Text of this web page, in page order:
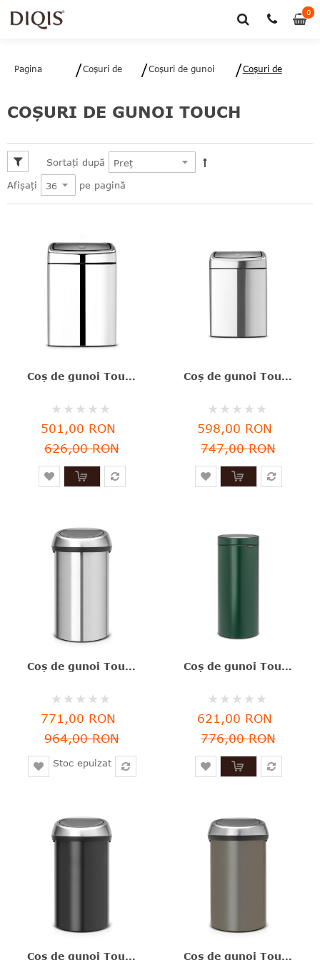
00
Pagina
Coșuri de
Coşuri de gunoi
Coşuri de
COŞURI DE GUNOI TOUCH
Sortați după
Afișați
pe pagină
Coş de gunoi Touch, argintiu, inox lucios, 10 l, Brabantia - 8710755477201
Rating:
0%
501,00 RON
626,00 RON
Coş de gunoi Touch, argintiu, inox mat, 10 l, Brabantia - 8710755477225
Rating:
0%
598,00 RON
747,00 RON
Coş de gunoi Touch Bin, argintiu, inox, 60 l, Brabantia - 8710755107962
Rating:
0%
771,00 RON
964,00 RON
Stoc epuizat
Coş de gunoi Touch Bin, verde închis, inox, 30l, NewIcon, Brabantia - 8710755304262
Rating:
0%
621,00 RON
776,00 RON
Coş de gunoi Touch, negru mat, inox, 60 l, capac anti-amprente, Brabantia - 8710755402548 Coş de gunoi Touch, gri închis, inox, 60 l, Brabantia - 8710755402463